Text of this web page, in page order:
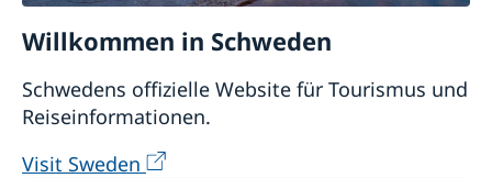
Willkommen in Schweden
Schwedens offizielle Website für Tourismus und
Reiseinformationen.
Visit Sweden